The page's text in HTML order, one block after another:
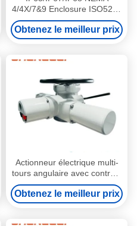
4/4X/7&9 Enclosure ISO5210
Thrust Flange Type Electric
Valve Actuator Quarter Turn
Electric Actuator
Obtenez le meilleur prix
Actionneur électrique multi-
tours angulaire avec contrôle
modulateur et commande
manuelle pour
l'automatisation des vannes
Obtenez le meilleur prix